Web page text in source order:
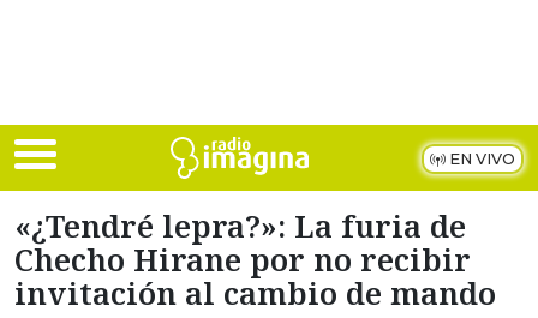
EN VIVO
«¿Tendré lepra?»: La furia de
Checho Hirane por no recibir
invitación al cambio de mando